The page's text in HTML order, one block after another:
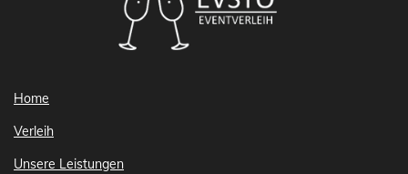
Home
Verleih
Unsere Leistungen